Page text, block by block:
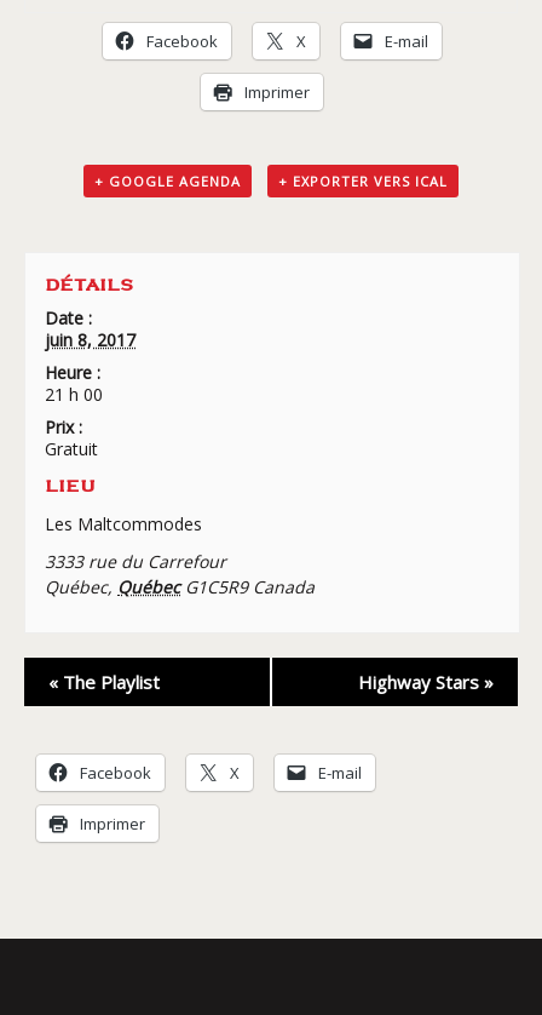
Facebook X E-mail
Imprimer
+ GOOGLE AGENDA + EXPORTER VERS ICAL
DÉTAILS
Date :
juin 8, 2017
Heure :
21 h 00
Prix :
Gratuit
LIEU
Les Maltcommodes
3333 rue du Carrefour
Québec, Québec G1C5R9 Canada
Navigation
Évènement
« The Playlist Highway Stars »
Facebook X E-mail
Imprimer